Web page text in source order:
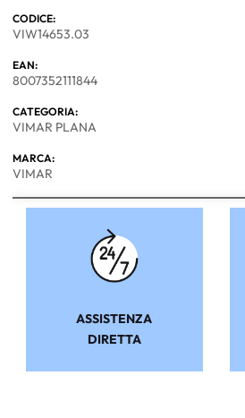
CODICE:
VIW14653.03
EAN:
8007352111844
CATEGORIA:
VIMAR PLANA
MARCA:
VIMAR
ASSISTENZA
DIRETTA